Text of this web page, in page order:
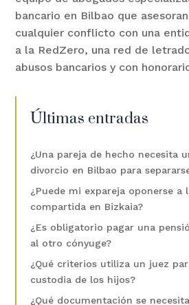
bancario en Bilbao que
cualquier conflicto con una
a la RedZero, una red de
abusos bancarios y con
Últimas entradas
¿Una pareja de hecho necesita
divorcio en Bilbao para
¿Puede mi expareja oponerse a
compartida en Bizkaia?
¿Es obligatorio pagar una
al otro cónyuge?
¿Qué criterios utiliza un juez
custodia de los hijos?
¿Qué documentación se